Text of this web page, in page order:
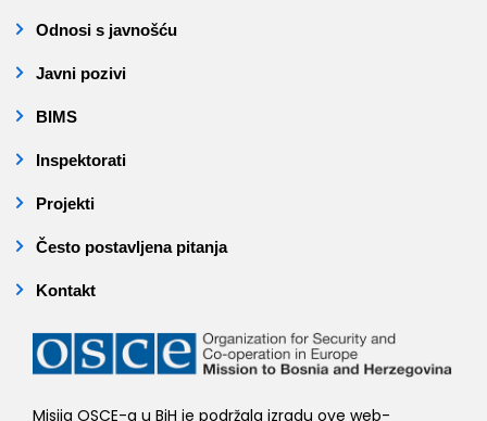
Odnosi s javnošću
Javni pozivi
BIMS
Inspektorati
Projekti
Često postavljena pitanja
Kontakt
Misija OSCE-a u BiH je podržala izradu ove web-